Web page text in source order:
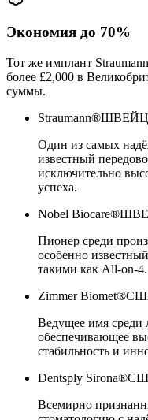
Экономия до 70%
Тот же имплант
более £2,000 в
суммы.
Straumann®
Один из самых
известный
исключительно
успеха.
Nobel Biocare®
Пионер среди
особенно
такими как All-on-4.
Zimmer Biomet®
Ведущее имя среди
обеспечивающее
стабильность и
Dentsply Sirona®
Всемирно